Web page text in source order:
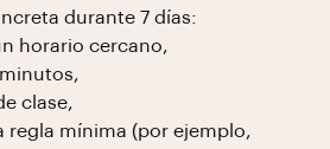
durante 7 días:
horario cercano,
clase,
regla mínima (por ejemplo,